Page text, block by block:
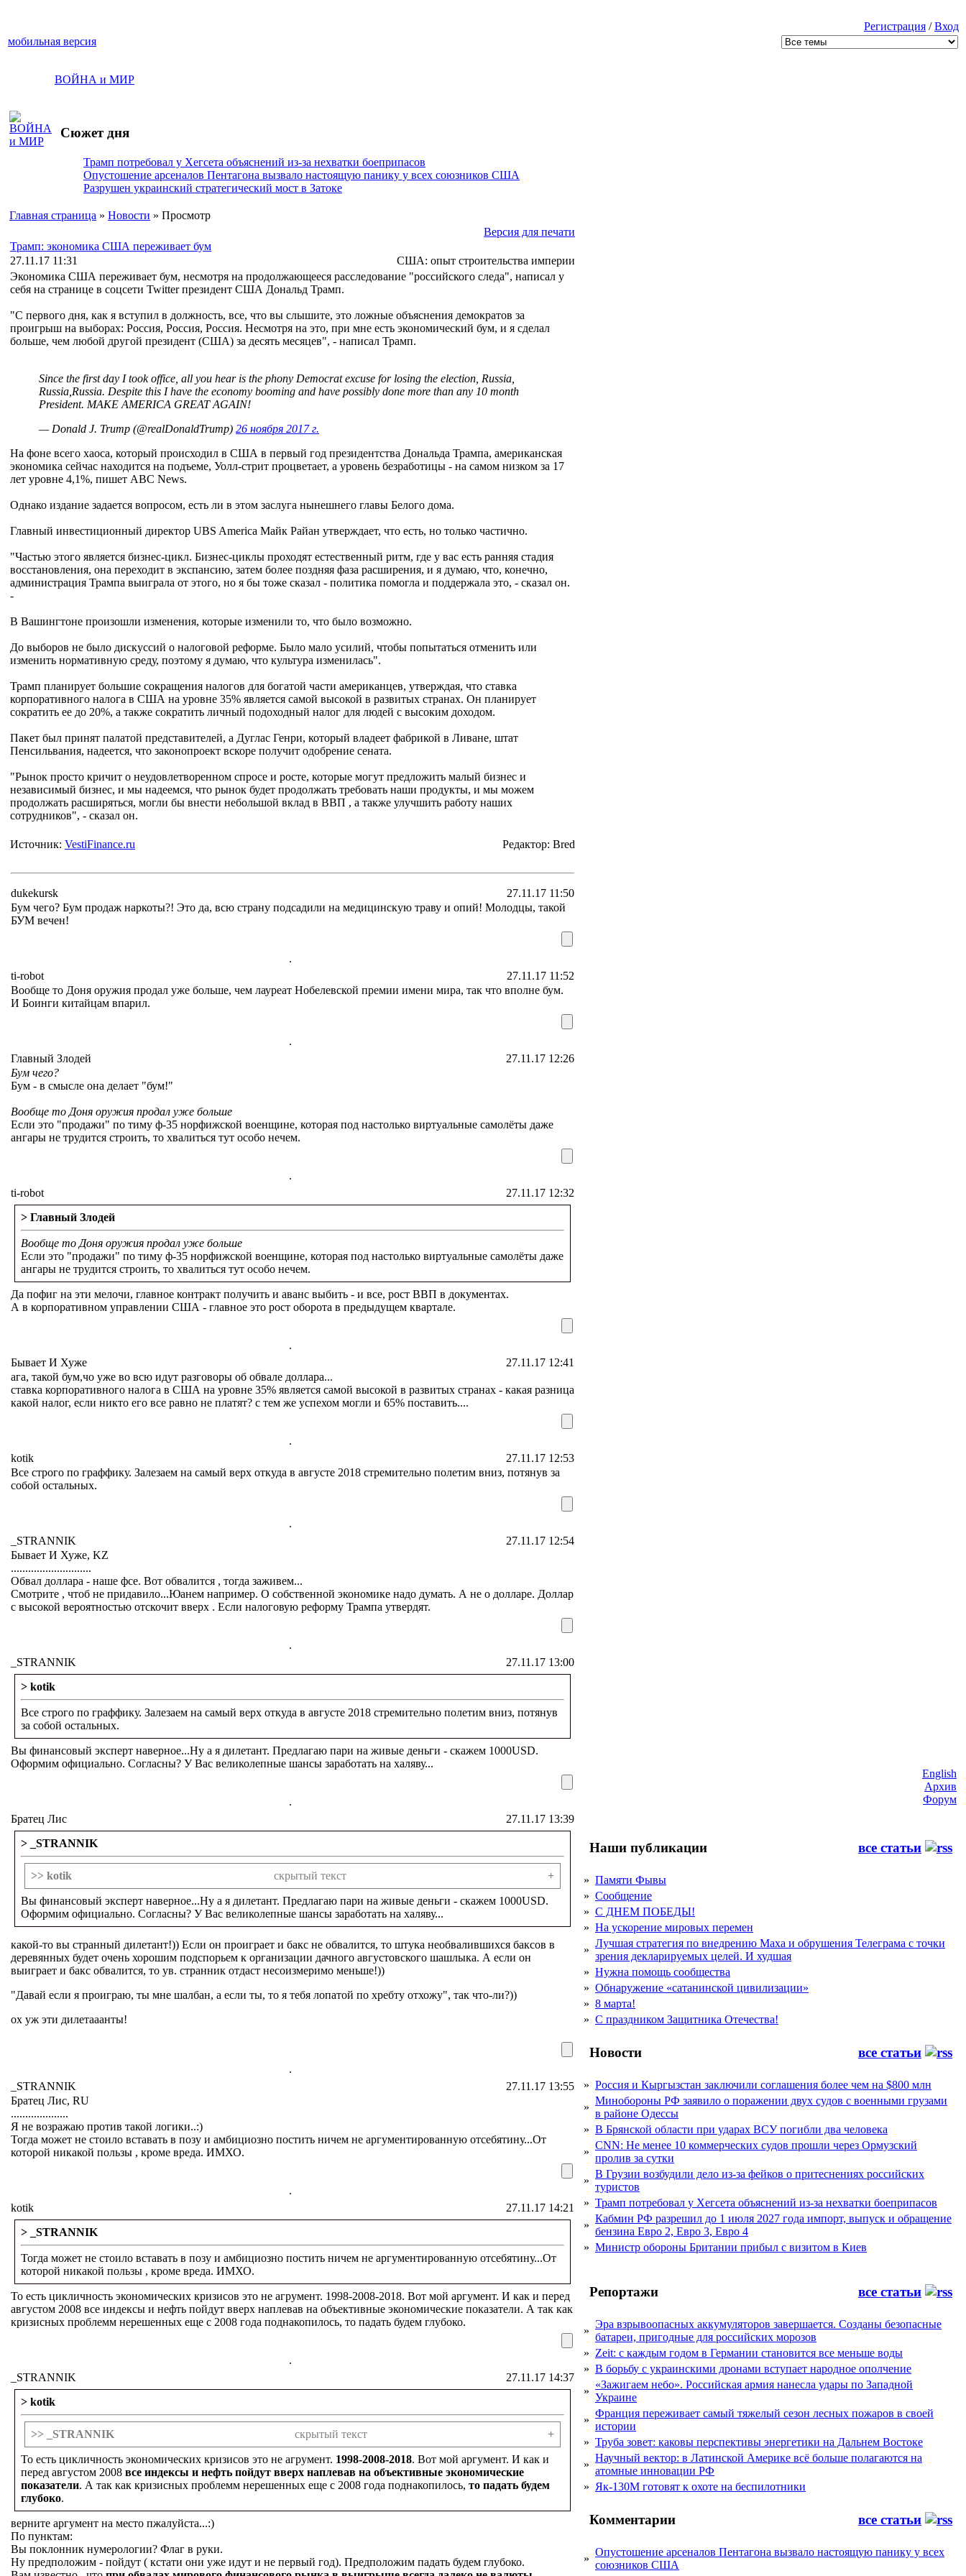
Регистрация /Вход
мобильная версия
ВОЙНА и МИР
Сюжет дня
Трамп потребовал у Хегсета объяснений из-за нехватки боеприпасов
Опустошение арсеналов Пентагона вызвало настоящую панику у всех союзников США
Разрушен украинский стратегический мост в Затоке
Главная страница » Новости » Просмотр
Версия для печати
Трамп: экономика США переживает бум
27.11.17 11:31
США: опыт строительства империи
Экономика США переживает бум, несмотря на продолжающееся расследование "российского следа", написал у
себя на странице в соцсети Twitter президент США Дональд Трамп.
"С первого дня, как я вступил в должность, все, что вы слышите, это ложные объяснения демократов за
проигрыш на выборах: Россия, Россия, Россия. Несмотря на это, при мне есть экономический бум, и я сделал
больше, чем любой другой президент (США) за десять месяцев", - написал Трамп.
Since the first day I took office, all you hear is the phony Democrat excuse for losing the election, Russia,
Russia,Russia. Despite this I have the economy booming and have possibly done more than any 10 month
President. MAKE AMERICA GREAT AGAIN!
— Donald J. Trump (@realDonaldTrump) 26 ноября 2017 г.
На фоне всего хаоса, который происходил в США в первый год президентства Дональда Трампа, американская
экономика сейчас находится на подъеме, Уолл-стрит процветает, а уровень безработицы - на самом низком за 17
лет уровне 4,1%, пишет ABC News.
Однако издание задается вопросом, есть ли в этом заслуга нынешнего главы Белого дома.
Главный инвестиционный директор UBS America Майк Райан утверждает, что есть, но только частично.
"Частью этого является бизнес-цикл. Бизнес-циклы проходят естественный ритм, где у вас есть ранняя стадия
восстановления, она переходит в экспансию, затем более поздняя фаза расширения, и я думаю, что, конечно,
администрация Трампа выиграла от этого, но я бы тоже сказал - политика помогла и поддержала это, - сказал он.
-
В Вашингтоне произошли изменения, которые изменили то, что было возможно.
До выборов не было дискуссий о налоговой реформе. Было мало усилий, чтобы попытаться отменить или
изменить нормативную среду, поэтому я думаю, что культура изменилась".
Трамп планирует большие сокращения налогов для богатой части американцев, утверждая, что ставка
корпоративного налога в США на уровне 35% является самой высокой в ​​развитых странах. Он планирует
сократить ее до 20%, а также сократить личный подоходный налог для людей с высоким доходом.
Пакет был принят палатой представителей, а Дуглас Генри, который владеет фабрикой в ​​Ливане, штат
Пенсильвания, надеется, что законопроект вскоре получит одобрение сената.
"Рынок просто кричит о неудовлетворенном спросе и росте, которые могут предложить малый бизнес и
независимый бизнес, и мы надеемся, что рынок будет продолжать требовать наши продукты, и мы можем
продолжать расширяться, могли бы внести небольшой вклад в ВВП , а также улучшить работу наших
сотрудников", - сказал он.
Источник: VestiFinance.ru Редактор: Bred
dukekursk
27.11.17 11:50
Бум чего? Бум продаж наркоты?! Это да, всю страну подсадили на медицинскую траву и опий! Молодцы, такой
БУМ вечен!
.
ti-robot
27.11.17 11:52
Вообще то Доня оружия продал уже больше, чем лауреат Нобелевской премии имени мира, так что вполне бум.
И Боинги китайцам впарил.
.
Главный Злодей
27.11.17 12:26
Бум чего?
Бум - в смысле она делает "бум!"
Вообще то Доня оружия продал уже больше
Если это "продажи" по тиму ф-35 норфижской военщине, которая под настолько виртуальные самолёты даже
ангары не трудится строить, то хвалиться тут особо нечем.
.
ti-robot
27.11.17 12:32
> Главный Злодей
Вообще то Доня оружия продал уже больше
Если это "продажи" по тиму ф-35 норфижской военщине, которая под настолько виртуальные самолёты даже
ангары не трудится строить, то хвалиться тут особо нечем.
Да пофиг на эти мелочи, главное контракт получить и аванс выбить - и все, рост ВВП в документах.
А в корпоративном управлении США - главное это рост оборота в предыдущем квартале.
.
Бывает И Хуже
27.11.17 12:41
ага, такой бум,чо уже во всю идут разговоры об обвале доллара...
ставка корпоративного налога в США на уровне 35% является самой высокой в ​​развитых странах - какая разница
какой налог, если никто его все равно не платят? с тем же успехом могли и 65% поставить....
.
kotik
27.11.17 12:53
Все строго по граффику. Залезаем на самый верх откуда в августе 2018 стремительно полетим вниз, потянув за
собой остальных.
.
_STRANNIK
27.11.17 12:54
Бывает И Хуже, KZ
............................
Обвал доллара - наше фсе. Вот обвалится , тогда заживем...
Смотрите , чтоб не придавило...Юанем например. О собственной экономике надо думать. А не о долларе. Доллар
с высокой вероятностью отскочит вверх . Если налоговую реформу Трампа утвердят.
.
_STRANNIK
27.11.17 13:00
> kotik
Все строго по граффику. Залезаем на самый верх откуда в августе 2018 стремительно полетим вниз, потянув
за собой остальных.
Вы финансовый эксперт наверное...Ну а я дилетант. Предлагаю пари на живые деньги - скажем 1000USD.
Оформим официально. Согласны? У Вас великолепные шансы заработать на халяву...
.
Братец Лис
27.11.17 13:39
> _STRANNIK
>> kotik скрытый текст +
Вы финансовый эксперт наверное...Ну а я дилетант. Предлагаю пари на живые деньги - скажем 1000USD.
Оформим официально. Согласны? У Вас великолепные шансы заработать на халяву...
какой-то вы странный дилетант!)) Если он проиграет и бакс не обвалится, то штука необвалившихся баксов в
деревянных будет очень хорошим подспорьем к организации дачного августовского шашлыка. А если он
выиграет и бакс обвалится, то ув. странник отдаст несоизмеримо меньше!))
"Давай если я проиграю, ты мне шалбан, а если ты, то я тебя лопатой по хребту отхожу", так что-ли?))
ох уж эти дилетааанты!
.
_STRANNIK
27.11.17 13:55
Братец Лис, RU
....................
Я не возражаю против такой логики..:)
Тогда может не стоило вставать в позу и амбициозно постить ничем не аргументированную отсебятину...От
которой никакой пользы , кроме вреда. ИМХО.
.
kotik
27.11.17 14:21
> _STRANNIK
Тогда может не стоило вставать в позу и амбициозно постить ничем не аргументированную отсебятину...От
которой никакой пользы , кроме вреда. ИМХО.
То есть цикличность экономических кризисов это не агрумент. 1998-2008-2018. Вот мой аргумент. И как и перед
августом 2008 все индексы и нефть пойдут вверх наплевав на объективные экономические показатели. А так как
кризисных проблемм нерешенных еще с 2008 года поднакопилось, то падать будем глубоко.
.
_STRANNIK
27.11.17 14:37
> kotik
>> _STRANNIK скрытый текст +
То есть цикличность экономических кризисов это не агрумент. 1998-2008-2018. Вот мой аргумент. И как и
перед августом 2008 все индексы и нефть пойдут вверх наплевав на объективные экономические
показатели. А так как кризисных проблемм нерешенных еще с 2008 года поднакопилось, то падать будем
глубоко.
верните аргумент на место пжалуйста...:)
По пунктам:
Вы поклонник нумерологии? Флаг в руки.
Ну предположим - пойдут ( кстати они уже идут и не первый год). Предположим падать будем глубоко.
English
Архив
Форум
Наши публикации все статьи
» Памяти Фывы
» Сообщение
» С ДНЕМ ПОБЕДЫ!
» На ускорение мировых перемен
»
Лучшая стратегия по внедрению Маха и обрушения Телеграма с точки
зрения декларируемых целей. И худшая
» Нужна помощь сообщества
» Обнаружение «сатанинской цивилизации»
» 8 марта!
» С праздником Защитника Отечества!
Новости все статьи
» Россия и Кыргызстан заключили соглашения более чем на $800 млн
»
Минобороны РФ заявило о поражении двух судов с военными грузами
в районе Одессы
» В Брянской области при ударах ВСУ погибли два человека
»
CNN: Не менее 10 коммерческих судов прошли через Ормузский
пролив за сутки
»
В Грузии возбудили дело из-за фейков о притеснениях российских
туристов
» Трамп потребовал у Хегсета объяснений из-за нехватки боеприпасов
»
Кабмин РФ разрешил до 1 июля 2027 года импорт, выпуск и обращение
бензина Евро 2, Евро 3, Евро 4
» Министр обороны Британии прибыл с визитом в Киев
Репортажи все статьи
»
Эра взрывоопасных аккумуляторов завершается. Созданы безопасные
батареи, пригодные для российских морозов
» Zeit: с каждым годом в Германии становится все меньше воды
» В борьбу с украинскими дронами вступает народное ополчение
»
«Зажигаем небо». Российская армия нанесла удары по Западной
Украине
»
Франция переживает самый тяжелый сезон лесных пожаров в своей
истории
» Труба зовет: каковы перспективы энергетики на Дальнем Востоке
»
Научный вектор: в Латинской Америке всё больше полагаются на
атомные инновации РФ
» Як-130М готовят к охоте на беспилотники
Комментарии все статьи
»
Опустошение арсеналов Пентагона вызвало настоящую панику у всех
союзников США